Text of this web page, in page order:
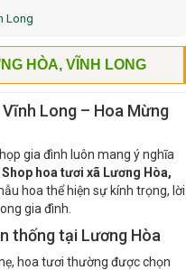
Long
HÒA, VĨNH LONG
Long – Hoa Mừng
gia đình luôn mang ý nghĩa
Shop hoa tươi xã Lương Hòa,
hoa thể hiện sự kính trọng, lời
gia đình.
thống tại Lương Hòa
hoa tươi thường được chọn